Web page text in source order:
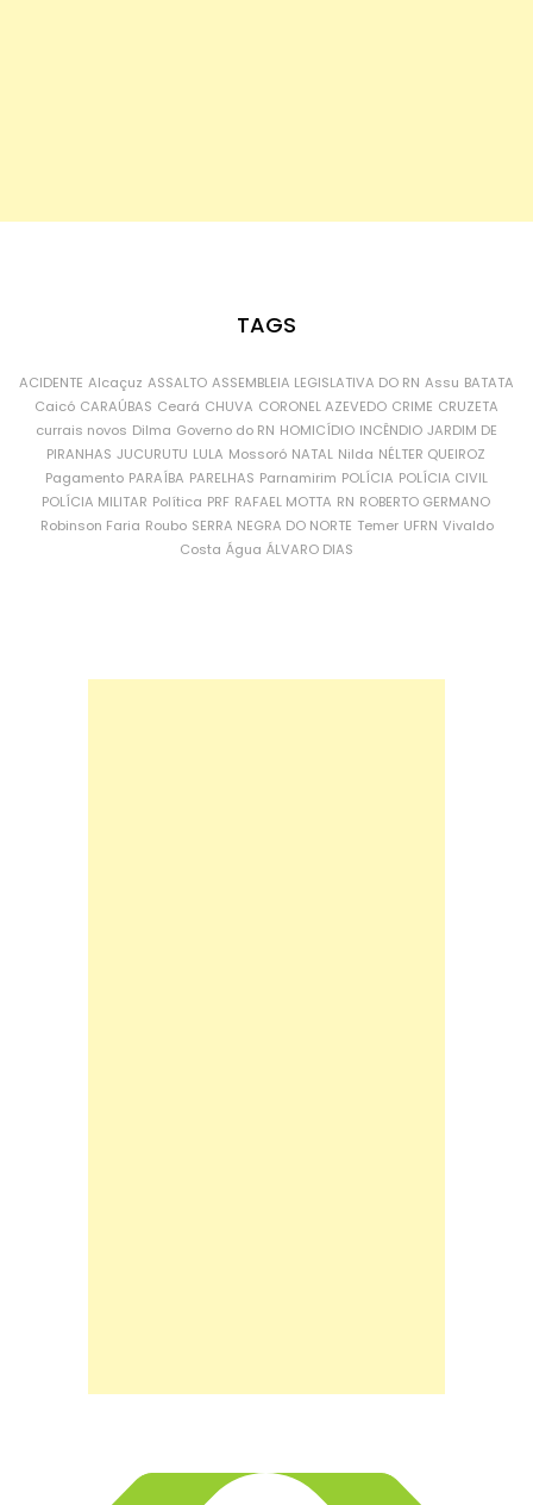
TAGS
ACIDENTE Alcaçuz ASSALTO ASSEMBLEIA LEGISLATIVA DO RN Assu BATATA
Caicó CARAÚBAS Ceará CHUVA CORONEL AZEVEDO CRIME CRUZETA
currais novos Dilma Governo do RN HOMICÍDIO INCÊNDIO JARDIM DE
PIRANHAS JUCURUTU LULA Mossoró NATAL Nilda NÉLTER QUEIROZ
Pagamento PARAÍBA PARELHAS Parnamirim POLÍCIA POLÍCIA CIVIL
POLÍCIA MILITAR Política PRF RAFAEL MOTTA RN ROBERTO GERMANO
Robinson Faria Roubo SERRA NEGRA DO NORTE Temer UFRN Vivaldo
Costa Água ÁLVARO DIAS